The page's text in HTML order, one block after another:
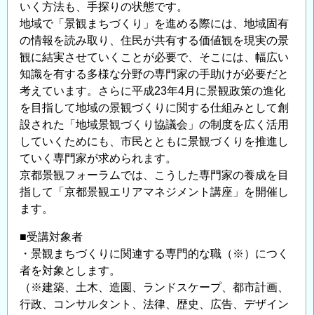
いく方法も、手探りの状態です。
地域で「景観まちづくり」を進める際には、地域固有
の情報を読み取り、住民が共有する価値観を現実の景
観に結実させていくことが必要で、そこには、幅広い
知識を有する多様な分野の専門家の手助けが必要だと
考えています。さらに平成23年4月に景観政策の進化
を目指して地域の景観づくりに関する仕組みとして創
設された「地域景観づくり協議会」の制度を広く活用
していくためにも、市民とともに景観づくりを推進し
ていく専門家が求められます。
京都景観フォーラムでは、こうした専門家の養成を目
指して「京都景観エリアマネジメント講座」を開催し
ます。
■受講対象者
・景観まちづくりに関連する専門的な職（※）につく
者を対象とします。
（※建築、土木、造園、ランドスケープ、都市計画、
行政、コンサルタント、法律、歴史、広告、デザイン